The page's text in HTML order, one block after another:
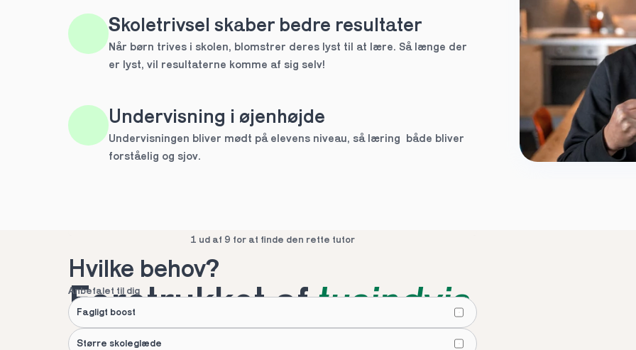
Næste
Spring over
1 ud af 9 for at finde den rette tutor
Hvilken årgang?
1.g 3.g
1 ud af 9 for at finde den rette tutor
Hvilke behov?
Anbefalet til dig
Fagligt boost
Større skoleglæde
Skoletrivsel skaber bedre resultater
Når børn trives i skolen, blomstrer deres lyst til at lære. Så længe der
er lyst, vil resultaterne komme af sig selv!
Undervisning i øjenhøjde
Undervisningen bliver mødt på elevens niveau, så læring  både bliver
forståelig og sjov.
Foretrukket af tusindvis